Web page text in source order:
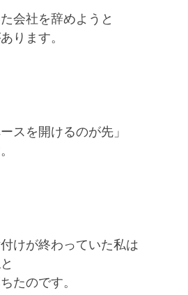
会社を辞めようと
ります。
スを開けるのが先」
けが終わっていた私は
たのです。